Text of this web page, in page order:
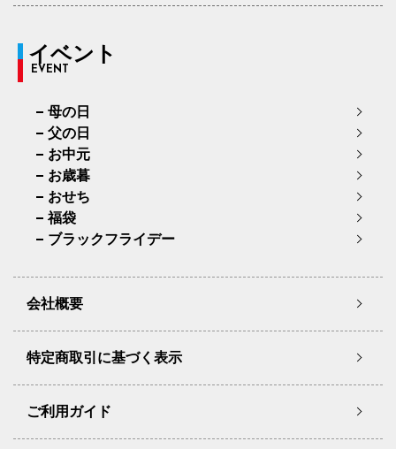
イベント
EVENT
母の日
父の日
お中元
お歳暮
おせち
福袋
ブラックフライデー
会社概要
特定商取引に基づく表示
ご利用ガイド